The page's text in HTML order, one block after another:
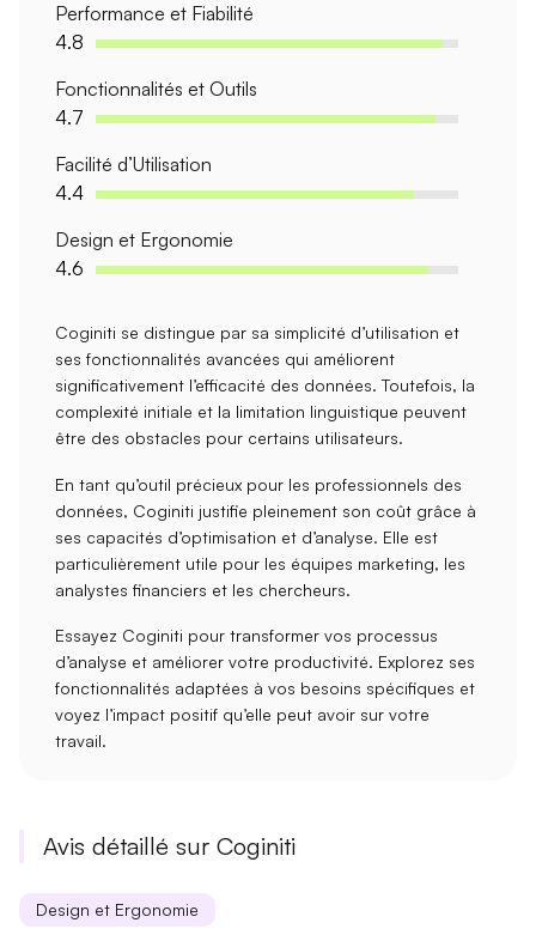
Performance et Fiabilité
4.8
Fonctionnalités et Outils
4.7
Facilité d’Utilisation
4.4
Design et Ergonomie
4.6
Coginiti se distingue par sa simplicité d’utilisation et
ses fonctionnalités avancées qui améliorent
significativement l’efficacité des données. Toutefois, la
complexité initiale et la limitation linguistique peuvent
être des obstacles pour certains utilisateurs.
En tant qu’outil précieux pour les professionnels des
données, Coginiti justifie pleinement son coût grâce à
ses capacités d’optimisation et d’analyse. Elle est
particulièrement utile pour les équipes marketing, les
analystes financiers et les chercheurs.
Essayez Coginiti pour transformer vos processus
d’analyse et améliorer votre productivité. Explorez ses
fonctionnalités adaptées à vos besoins spécifiques et
voyez l’impact positif qu’elle peut avoir sur votre
travail.
Avis détaillé sur Coginiti
Design et Ergonomie